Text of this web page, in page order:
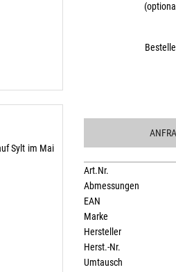
Sylt im Mai
Art.Nr.
Abmessungen
EAN
Marke
Hersteller
Herst.-Nr.
Umtausch